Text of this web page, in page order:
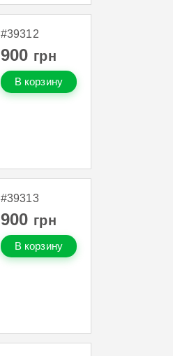
#39312
900 грн
В корзину
#39313
900 грн
В корзину